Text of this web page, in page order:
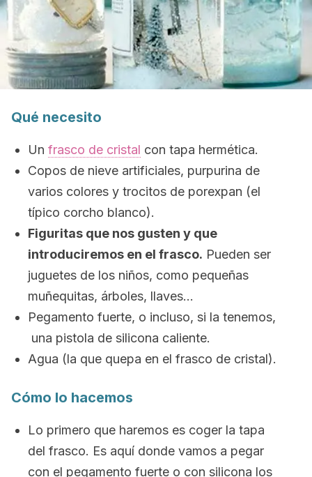
Qué necesito
Un frasco de cristal con tapa hermética.
Copos de nieve artificiales, purpurina de
varios colores y trocitos de porexpan (el
típico corcho blanco).
Figuritas que nos gusten y que
introduciremos en el frasco. Pueden ser
juguetes de los niños, como pequeñas
muñequitas, árboles, llaves…
Pegamento fuerte, o incluso, si la tenemos,
una pistola de silicona caliente.
Agua (la que quepa en el frasco de cristal).
Cómo lo hacemos
Lo primero que haremos es coger la tapa
del frasco. Es aquí donde vamos a pegar
con el pegamento fuerte o con silicona los